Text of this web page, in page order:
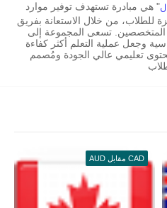
" هي مبادرة تستهدف توفير موارد
للطلاب، من خلال الاستعانة بفريق
المتخصصين. تسعى المجموعة إلى
وجعل عملية التعلم أكثر كفاءة
تعليمي عالي الجودة ومُصمم
CAD مقابل AUD